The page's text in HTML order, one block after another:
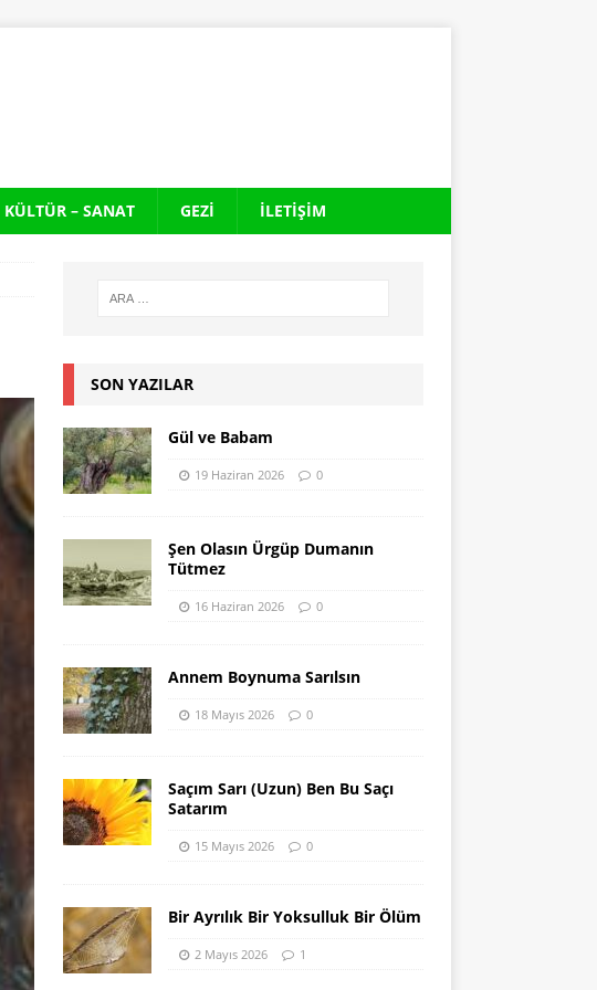
KÜLTÜR – SANAT GEZI İLETIŞIM
SON YAZILAR
Gül ve Babam
19 Haziran 2026 0
Şen Olasın Ürgüp Dumanın
Tütmez
16 Haziran 2026 0
Annem Boynuma Sarılsın
18 Mayıs 2026 0
Saçım Sarı (Uzun) Ben Bu Saçı
Satarım
15 Mayıs 2026 0
Bir Ayrılık Bir Yoksulluk Bir Ölüm
2 Mayıs 2026 1